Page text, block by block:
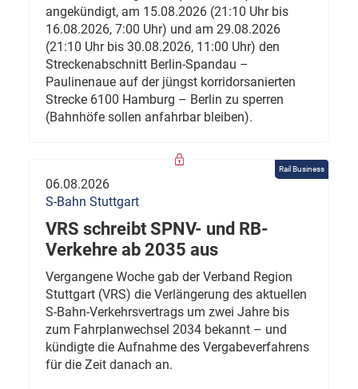
angekündigt, am 15.08.2026 (21:10 Uhr bis
16.08.2026, 7:00 Uhr) und am 29.08.2026
(21:10 Uhr bis 30.08.2026, 11:00 Uhr) den
Streckenabschnitt Berlin-Spandau –
Paulinenaue auf der jüngst korridorsanierten
Strecke 6100 Hamburg – Berlin zu sperren
(Bahnhöfe sollen anfahrbar bleiben).
Rail Business
06.08.2026
S-Bahn Stuttgart
VRS schreibt SPNV- und RB-
Verkehre ab 2035 aus
Vergangene Woche gab der Verband Region
Stuttgart (VRS) die Verlängerung des aktuellen
S-Bahn-Verkehrsvertrags um zwei Jahre bis
zum Fahrplanwechsel 2034 bekannt – und
kündigte die Aufnahme des Vergabeverfahrens
für die Zeit danach an.